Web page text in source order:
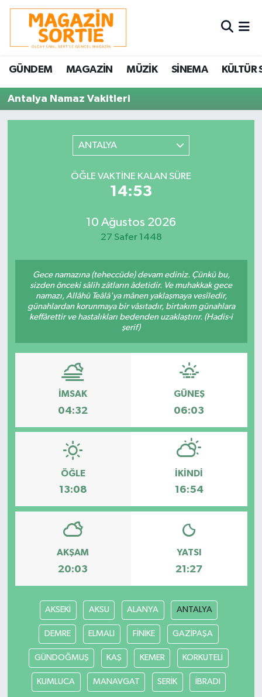
GÜNDEM MAGAZİN MÜZİK SİNEMA KÜLTÜR
Antalya Namaz Vakitleri
ANTALYA
ÖĞLE VAKTINE KALAN SÜRE
14:53
10 Ağustos 2026
27 Safer 1448
Gece namazına (teheccüde) devam ediniz. Çünkü bu,
sizden önceki sâlih zâtların âdetidir. Ve muhakkak gece
namazı, Allâhü Teâlâ'ya mânen yaklaşmaya vesîledir,
günahlardan korunmaya bir vâsıtadır, birtakım günahlara
keffârettir ve hastalıkları bedenden uzaklaştırır. (Hadis-i
şerif)
İMSAK
04:32
GÜNEŞ
06:03
ÖĞLE
13:08
İKINDI
16:54
AKŞAM
20:03
YATSI
21:27
AKSEKİ AKSU ALANYA ANTALYA
DEMRE ELMALI FİNİKE GAZİPAŞA
GÜNDOĞMUŞ KAŞ KEMER KORKUTELİ
KUMLUCA MANAVGAT SERİK İBRADI
Nöbetçi Eczaneler
Hava Durumu
Trafik Durumu
Süper Lig Puan Durumu ve Fikstür
Son Dakika Haberleri